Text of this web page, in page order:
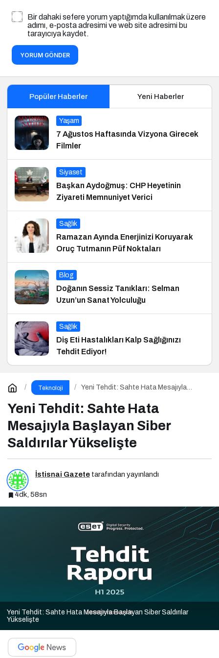
Bir dahaki sefere yorum yaptığımda kullanılmak üzere
adımı, e-posta adresimi ve web site adresimi bu
tarayıcıya kaydet.
YORUM GÖNDER
Popüler Haberler Yeni Haberler
Yaşam
7 Ağustos Haftasında Vizyona Girecek
Filmler
Siyaset
Başkan Aydoğmuş: CHP Heyetinin
Ziyareti Memnuniyet Verici
Sağlık
Ramazan Ayında Enerjinizi Koruyarak
Oruç Tutmanın Püf Noktaları
Blog
Doğanın Sessiz Tanıkları: Selman
Uzun’un Sanat Yolculuğu
Sağlık
Diş Eti Hastalıkları Kalp Sağlığınızı
Tehdit Ediyor!
Teknoloji
Yeni Tehdit: Sahte Hata Mesajıyla
Yeni Tehdit: Sahte Hata
Mesajıyla Başlayan Siber
Saldırılar Yükselişte
İstisnai Gazete tarafından yayınlandı
4dk, 58sn
Yeni Tehdit: Sahte Hata Mesajıyla Başlayan Siber Saldırılar
Yükselişte